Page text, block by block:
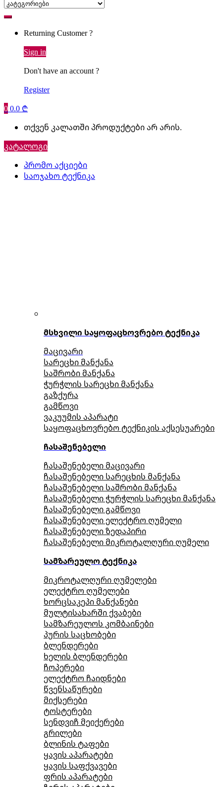
Returning Customer ?
Sign in
Don't have an account ?
Register
00.0 ₾
თქვენ კალათში პროდუქტები არ არის.
კატალოგი
პრომო აქციები
საოჯახო ტექნიკა
მსხვილი საყოფაცხოვრებო ტექნიკა
მაცივარი
სარეცხი მანქანა
საშრობი მანქანა
ჭურჭლის სარეცხი მანქანა
გაზქურა
გამწოვი
ვაკუუმის აპარატი
საყოფაცხოვრებო ტექნიკის აქსესუარები
ჩასაშენებელი
ჩასაშენებელი მაცივარი
ჩასაშენებელი სარეცხის მანქანა
ჩასაშენებელი საშრობი მანქანა
ჩასაშენებელი ჭურჭლის სარეცხი მანქანა
ჩასაშენებელი გამწოვი
ჩასაშენებელი ელექტრო ღუმელი
ჩასაშენებელი ზედაპირი
ჩასაშენებელი მიკროტალღური ღუმელი
სამზარეულო ტექნიკა
მიკროტალღური ღუმელები
ელექტრო ღუმელები
ხორცსაკეპი მანქანები
მულტისახარში ქვაბები
სამზარეულოს კომბაინები
პურის საცხობები
ბლენდერები
ხელის ბლენდერები
ჩოპერები
ელექტრო ჩაიდნები
წვენსაწურები
მიქსერები
ტოსტერები
სენდვიჩ მეიქერები
გრილები
ბლინის ტაფები
ყავის აპარატები
ყავის საფქვავები
ფრის აპარატები